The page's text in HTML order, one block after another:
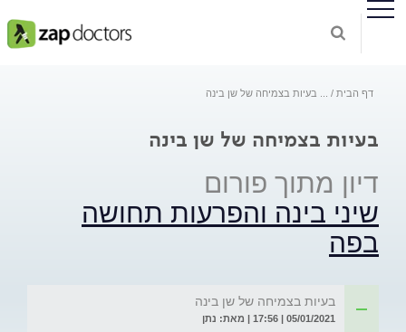
דף הבית בעיות בצמיחה של שן בינה
בעיות בצמיחה של שן בינה
דיון מתוך פורום
שיני בינה והפרעות תחושה
בפה
בעיות בצמיחה של שן בינה
05/01/2021 | 17:56 | מאת: נתן